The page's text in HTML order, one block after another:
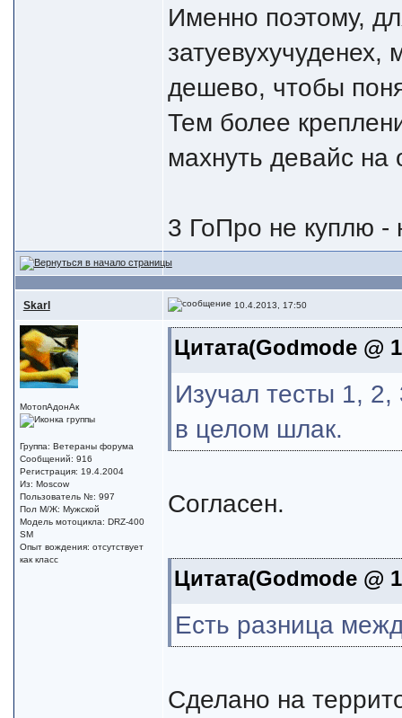
Именно поэтому,
затуевухучуденех,
дешево, чтобы
Тем более
махнуть девайс на
3 ГоПро не куплю -
Skarl 10.4.2013, 17:50
МотопАдонАк
Группа: Ветераны форума
Сообщений: 916
Регистрация: 19.4.2004
Из: Moscow
Пользователь №: 997
Пол М/Ж: Мужской
Модель мотоцикла: DRZ-400
SM
Опыт вождения: отсутствует
как класс
Цитата(Godmode @
Изучал тесты 1,
в целом шлак.
Согласен.
Цитата(Godmode @
Есть разница
Сделано на